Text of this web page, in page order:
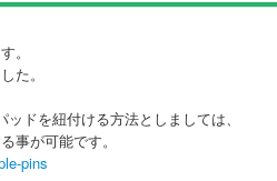
。
た。
ドを紐付ける方法としましては、
事が可能です。
pins